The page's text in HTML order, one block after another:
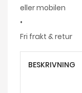
eller mobilen
•
Fri frakt & retur
BESKRIVNING